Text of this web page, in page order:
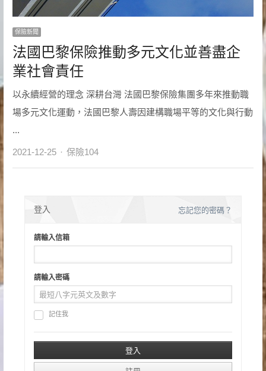
保險新聞
法國巴黎保險推動多元文化並善盡企
業社會責任
以永續經營的理念 深耕台灣 法國巴黎保險集團多年來推動職
場多元文化運動，法國巴黎人壽因建構職場平等的文化與行動
...
2021-12-25 Author
保險104
登入 忘記您的密碼？
請輸入信箱
請輸入密碼
記住我